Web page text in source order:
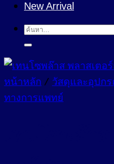
New Arrival
ค้นหา:
หน้าหลัก / วัสดุและอุปก
ทางการแพทย์